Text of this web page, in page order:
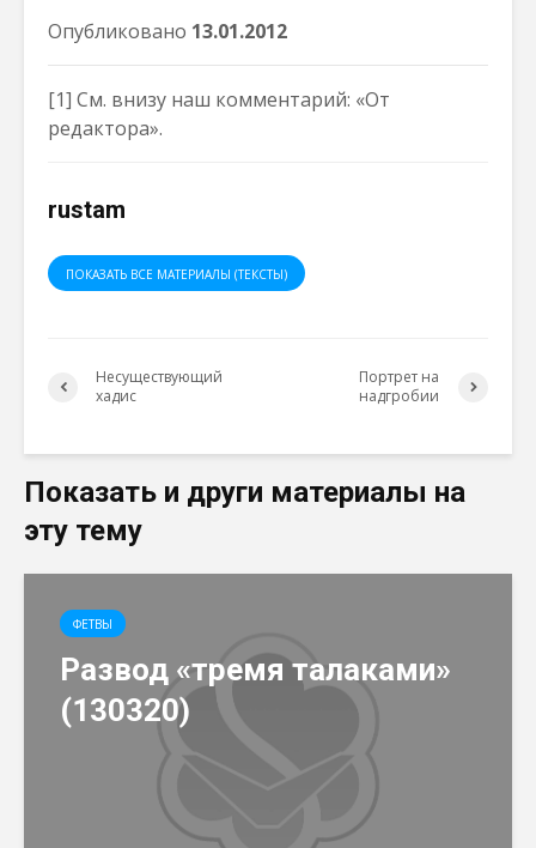
Опубликовано 13.01.2012
[1] См. внизу наш комментарий: «От
редактора».
rustam
ПОКАЗАТЬ ВСЕ МАТЕРИАЛЫ (ТЕКСТЫ)
Несуществующий
хадис
Портрет на
надгробии
Показать и други материалы на
эту тему
ФЕТВЫ
Развод «тремя талаками»
(130320)